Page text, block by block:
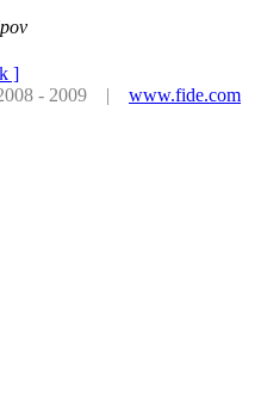
]
- 2009 | www.fide.com